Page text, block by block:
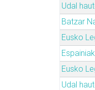
Udal
Batzar
Eusko
Eusko
Udal